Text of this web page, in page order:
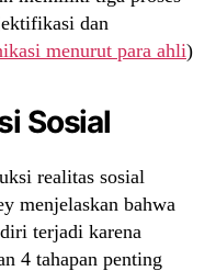
dan
menurut para ahli)
Sosial
realitas sosial
menjelaskan bahwa
terjadi karena
4 tahapan penting